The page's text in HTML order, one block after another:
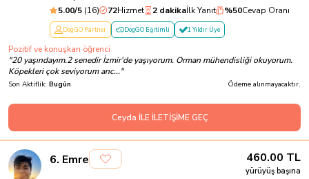
5.00/5 (16) 72Hizmet 2 dakikaİlk Yanıt %50Cevap Oranı
DogGO Partner DogGO Eğitimli 1 Yıldır Üye
Pozitif ve konuşkan öğrenci
"20 yaşındayım.2 senedir İzmir’de yaşıyorum. Orman mühendisliği okuyorum.
Köpekleri çok seviyorum anc..."
Son Aktiflik: Bugün Ödeme alınmayacaktır.
Ceyda İLE İLETİŞİME GEÇ
6. Emre 460.00 TL
yürüyüş başına